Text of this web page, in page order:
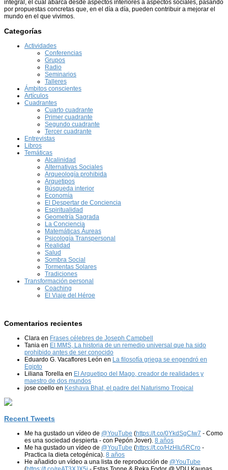
integral, el cual abarca desde aspectos interiores a aspectos sociales, pasando
por propuestas concretas que, en el día a día, pueden contribuir a mejorar el
mundo en el que vivimos.
Categorías
Actividades
Conferencias
Grupos
Radio
Seminarios
Talleres
Ámbitos conscientes
Artículos
Cuadrantes
Cuarto cuadrante
Primer cuadrante
Segundo cuadrante
Tercer cuadrante
Entrevistas
Libros
Temáticas
Alcalinidad
Alternativas Sociales
Arqueología prohibida
Arquetipos
Búsqueda interior
Economía
El Despertar de Conciencia
Espiritualidad
Geometría Sagrada
La Conciencia
Matemáticas Áureas
Psicología Transpersonal
Realidad
Salud
Sombra Social
Tormentas Solares
Tradiciones
Transformación personal
Coaching
El Viaje del Héroe
Comentarios recientes
Clara en Frases célebres de Joseph Campbell
Tania en El MMS, La historia de un remedio universal que ha sido
prohibido antes de ser conocido
Eduardo G. Vacaflores León en La filosofía griega se engendró en
Egipto
Liliana Torella en El Arquetipo del Mago, creador de realidades y
maestro de dos mundos
jose coello en Keshava Bhat, el padre del Naturismo Tropical
Recent Tweets
Me ha gustado un vídeo de @YouTube (https://t.co/0YkdSgCIw7 - Como
es una sociedad despierta - con Pepón Jover). 8 años
Me ha gustado un vídeo de @YouTube (https://t.co/HzHIu5RCro -
Practica la dieta cetogénica). 8 años
He añadido un vídeo a una lista de reproducción de @YouTube